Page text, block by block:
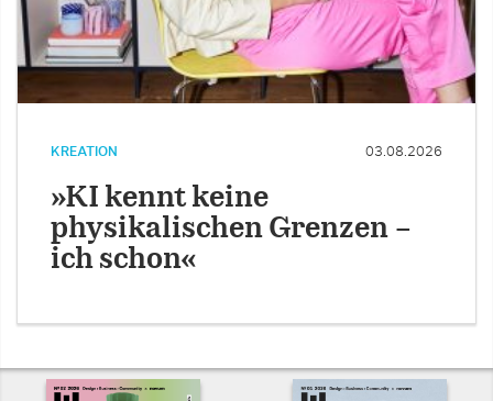
KREATION 03.08.2026
»KI kennt keine
physikalischen Grenzen –
ich schon«